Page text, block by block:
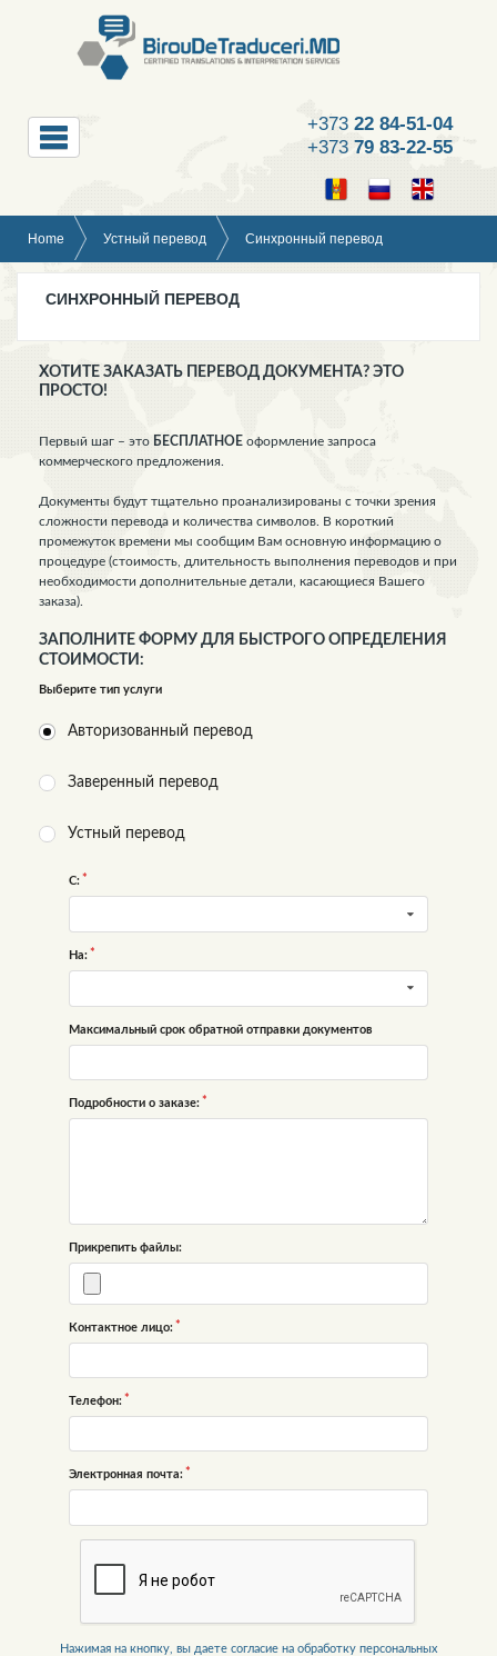
+37322 84-51-04
+373 79 83-22-55
Home Устный перевод Синхронный перевод
СИНХРОННЫЙ ПЕРЕВОД
ХОТИТЕ ЗАКАЗАТЬ ПЕРЕВОД ДОКУМЕНТА? ЭТО
ПРОСТО!
Первый шаг – это БЕСПЛАТНОЕ оформление запроса
коммерческого предложения.
Документы будут тщательно проанализированы с точки зрения
сложности перевода и количества символов. В короткий
промежуток времени мы сообщим Вам основную информацию о
процедуре (стоимость, длительность выполнения переводов и при
необходимости дополнительные детали, касающиеся Вашего
заказа).
ЗАПОЛНИТЕ ФОРМУ ДЛЯ БЫСТРОГО ОПРЕДЕЛЕНИЯ
СТОИМОСТИ:
Выберите тип услуги
Авторизованный перевод
Заверенный перевод
Устный перевод
С:
На:
Максимальный срок обратной отправки документов
Подробности о заказе:
Прикрепить файлы:
Контактное лицо:
Телефон:
Электронная почта:
Нажимая на кнопку, вы даете согласие на обработку персональных